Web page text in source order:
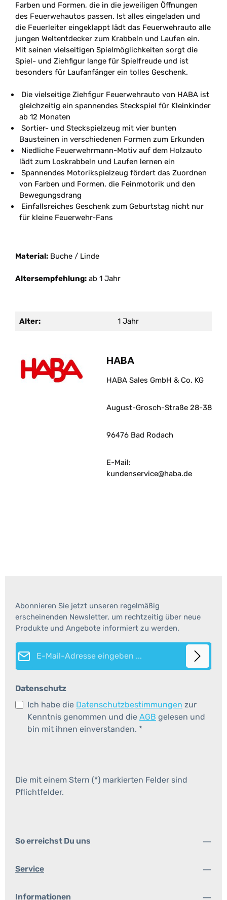
Farben und Formen, die in die jeweiligen Öffnungen
des Feuerwehautos passen. Ist alles eingeladen und
die Feuerleiter eingeklappt lädt das Feuerwehrauto alle
jungen Weltentdecker zum Krabbeln und Laufen ein.
Mit seinen vielseitigen Spielmöglichkeiten sorgt die
Spiel- und Ziehfigur lange für Spielfreude und ist
besonders für Laufanfänger ein tolles Geschenk.
Die vielseitige Ziehfigur Feuerwehrauto von HABA ist
gleichzeitig ein spannendes Steckspiel für Kleinkinder
ab 12 Monaten
Sortier- und Steckspielzeug mit vier bunten
Bausteinen in verschiedenen Formen zum Erkunden
Niedliche Feuerwehrmann-Motiv auf dem Holzauto
lädt zum Loskrabbeln und Laufen lernen ein
Spannendes Motorikspielzeug fördert das Zuordnen
von Farben und Formen, die Feinmotorik und den
Bewegungsdrang
Einfallsreiches Geschenk zum Geburtstag nicht nur
für kleine Feuerwehr-Fans
Material: Buche / Linde
Altersempfehlung: ab 1 Jahr
Alter: 1 Jahr
HABA
HABA Sales GmbH & Co. KG
August-Grosch-Straße 28-38
96476 Bad Rodach
E-Mail:
kundenservice@haba.de
Abonnieren Sie jetzt unseren regelmäßig
erscheinenden Newsletter, um rechtzeitig über neue
Produkte und Angebote informiert zu werden.
E-Mail-Adresse*
Datenschutz
Ich habe die Datenschutzbestimmungen zur
Kenntnis genommen und die AGB gelesen und
bin mit ihnen einverstanden. *
Die mit einem Stern (*) markierten Felder sind
Pflichtfelder.
So erreichst Du uns
Service
Informationen